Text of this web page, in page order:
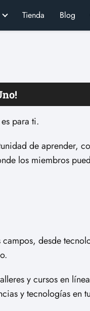
Tienda Blog
para ti.
de aprender,
los miembros
desde
y cursos en
y tecnologías en